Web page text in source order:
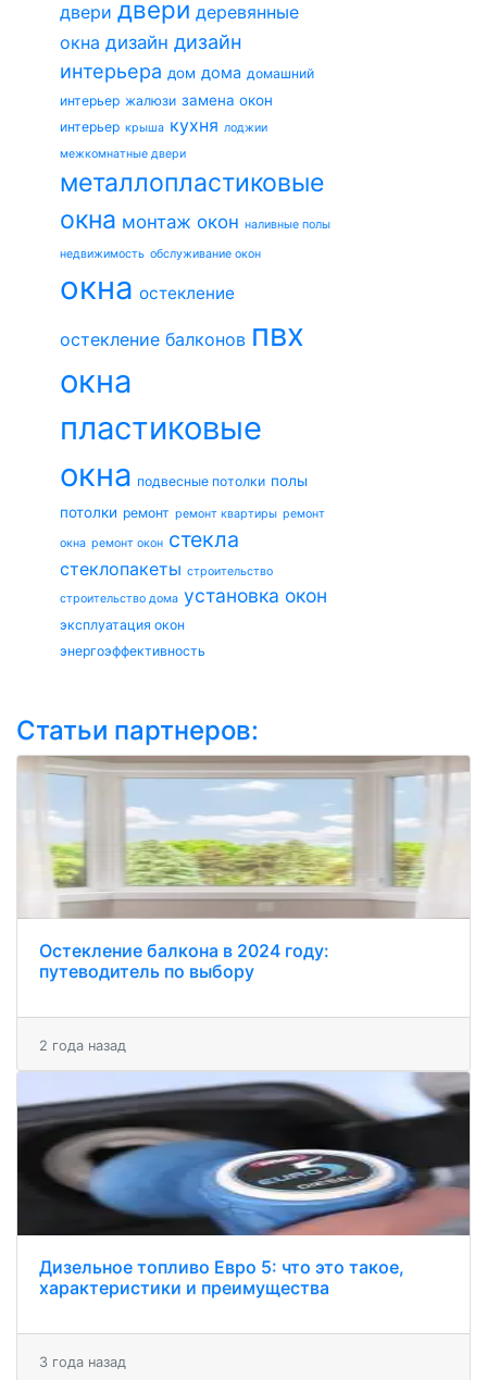
двери двери деревянные
окна дизайн дизайн
интерьера дом дома домашний
интерьер жалюзи замена окон
интерьер крыша кухня лоджии
межкомнатные двери
металлопластиковые
окна монтаж окон наливные полы
недвижимость обслуживание окон
окна остекление
остекление балконов пвх
окна
пластиковые
окна подвесные потолки полы
потолки ремонт ремонт квартиры ремонт
окна ремонт окон стекла
стеклопакеты строительство
строительство дома установка окон
эксплуатация окон
энергоэффективность
Статьи партнеров:
Остекление балкона в 2024 году:
путеводитель по выбору
2 года назад
Дизельное топливо Евро 5: что это такое,
характеристики и преимущества
3 года назад